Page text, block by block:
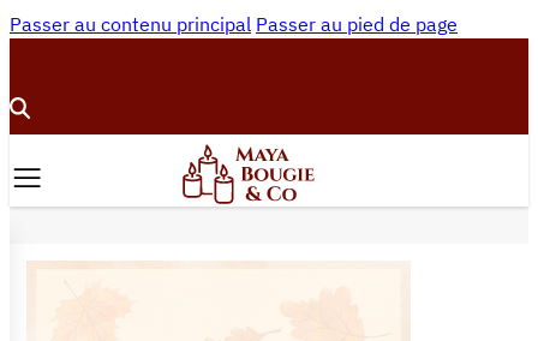
Passer au contenu principal Passer au pied de page